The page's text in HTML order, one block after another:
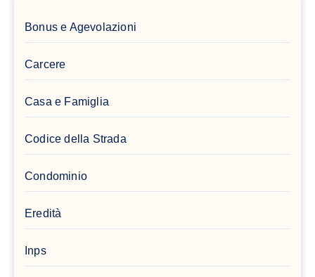
Bonus e Agevolazioni
Carcere
Casa e Famiglia
Codice della Strada
Condominio
Eredità
Inps